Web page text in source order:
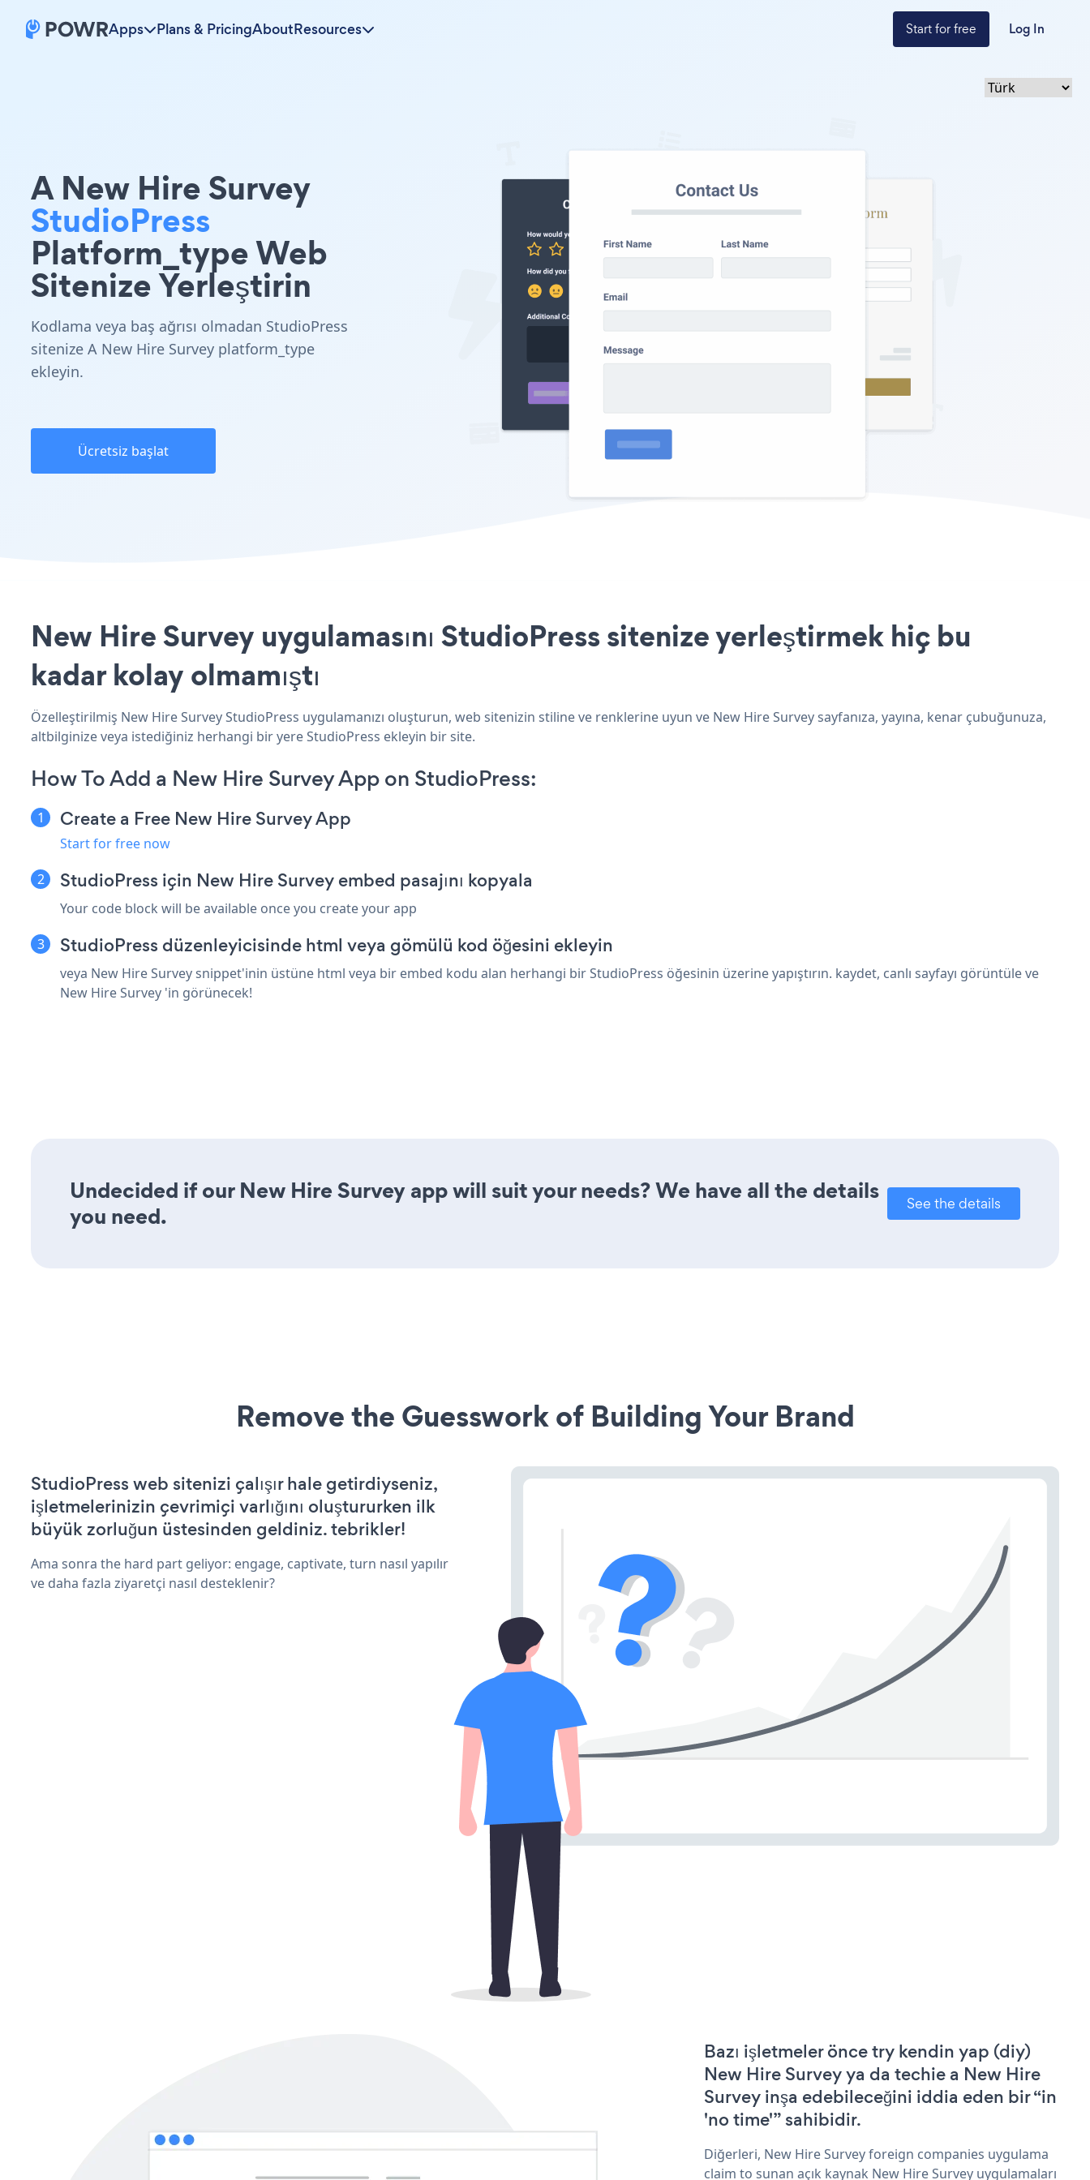
Apps Plans & PricingAboutResources Start for free Log In
A New Hire Survey
StudioPress
Platform_type Web
Sitenize Yerleştirin
Kodlama veya baş ağrısı olmadan StudioPress
sitenize A New Hire Survey platform_type
ekleyin.
Ücretsiz başlat
New Hire Survey uygulamasını StudioPress sitenize yerleştirmek hiç bu
kadar kolay olmamıştı
Özelleştirilmiş New Hire Survey StudioPress uygulamanızı oluşturun, web sitenizin stiline ve renklerine uyun ve New Hire Survey sayfanıza, yayına, kenar çubuğunuza,
altbilginize veya istediğiniz herhangi bir yere StudioPress ekleyin bir site.
How To Add a New Hire Survey App on StudioPress:
Create a Free New Hire Survey App
Start for free now
StudioPress için New Hire Survey embed pasajını kopyala
Your code block will be available once you create your app
StudioPress düzenleyicisinde html veya gömülü kod öğesini ekleyin
veya New Hire Survey snippet'inin üstüne html veya bir embed kodu alan herhangi bir StudioPress öğesinin üzerine yapıştırın. kaydet, canlı sayfayı görüntüle ve
New Hire Survey 'in görünecek!
Undecided if our New Hire Survey app will suit your needs? We have all the details
you need.
See the details
Remove the Guesswork of Building Your Brand
StudioPress web sitenizi çalışır hale getirdiyseniz,
işletmelerinizin çevrimiçi varlığını oluştururken ilk
büyük zorluğun üstesinden geldiniz. tebrikler!
Ama sonra the hard part geliyor: engage, captivate, turn nasıl yapılır
ve daha fazla ziyaretçi nasıl desteklenir?
Bazı işletmeler önce try kendin yap (diy)
New Hire Survey ya da techie a New Hire
Survey inşa edebileceğini iddia eden bir “in
'no time'” sahibidir.
Diğerleri, New Hire Survey foreign companies uygulama
claim to sunan açık kaynak New Hire Survey uygulamaları